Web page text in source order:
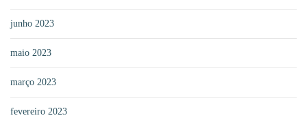
junho 2023
maio 2023
março 2023
fevereiro 2023